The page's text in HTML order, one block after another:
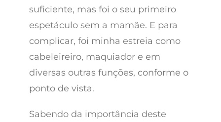
suficiente, mas foi o seu primeiro
espetáculo sem a mamãe. E para
complicar, foi minha estreia como
cabeleireiro, maquiador e em
diversas outras funções, conforme o
ponto de vista.
Sabendo da importância deste